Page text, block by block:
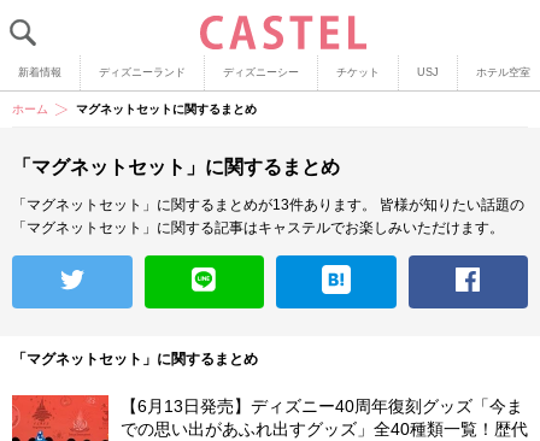
新着情報 ディズニーランド ディズニーシー チケット USJ ホテル空室
ホーム マグネットセットに関するまとめ
「マグネットセット」に関するまとめ
「マグネットセット」に関するまとめが13件あります。
皆様が知りたい話題の
「マグネットセット」に関する記事はキャステルでお楽しみいただけます。
「マグネットセット」に関するまとめ
【6月13日発売】ディズニー40周年復刻グッズ「今ま
での思い出があふれ出すグッズ」全40種類一覧！歴代